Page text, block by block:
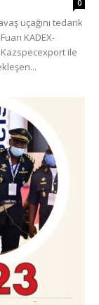
0
uçağını tedarik
KADEX-
ile